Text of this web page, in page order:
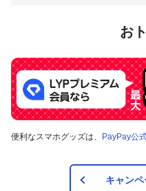
お
便利なスマホグッズは、 PayPay公
キャン